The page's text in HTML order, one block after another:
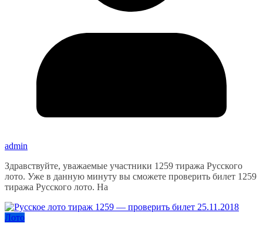
admin
Здравствуйте, уважаемые участники 1259 тиража Русского
лото. Уже в данную минуту вы сможете проверить билет 1259
тиража Русского лото. На
Лото